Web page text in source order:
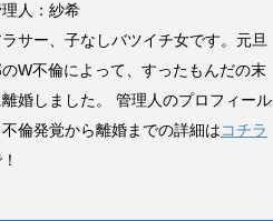
人：紗希
サー、子なしバツイチ女です。元旦
W不倫によって、すったもんだの末
婚しました。 管理人のプロフィール
倫発覚から離婚までの詳細はコチラ